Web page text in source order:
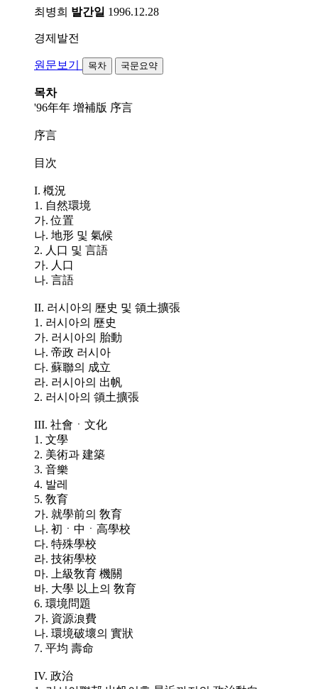
최병희 발간일 1996.12.28
경제발전
원문보기 목차 국문요약
목차
'96年年 增補版 序言
序言
目次
I. 槪況
1. 自然環境
가. 位置
나. 地形 및 氣候
2. 人口 및 言語
가. 人口
나. 言語
II. 러시아의 歷史 및 領土擴張
1. 러시아의 歷史
가. 러시아의 胎動
나. 帝政 러시아
다. 蘇聯의 成立
라. 러시아의 出帆
2. 러시아의 領土擴張
III. 社會ㆍ文化
1. 文學
2. 美術과 建築
3. 音樂
4. 발레
5. 敎育
가. 就學前의 敎育
나. 初ㆍ中ㆍ高學校
다. 特殊學校
라. 技術學校
마. 上級敎育 機關
바. 大學 以上의 敎育
6. 環境問題
가. 資源浪費
나. 環境破壞의 實狀
7. 平均 壽命
IV. 政治